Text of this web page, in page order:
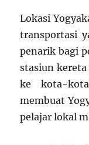
Lokasi
transportasi
penarik bagi
stasiun
ke kota-
membuat
pelajar lokal